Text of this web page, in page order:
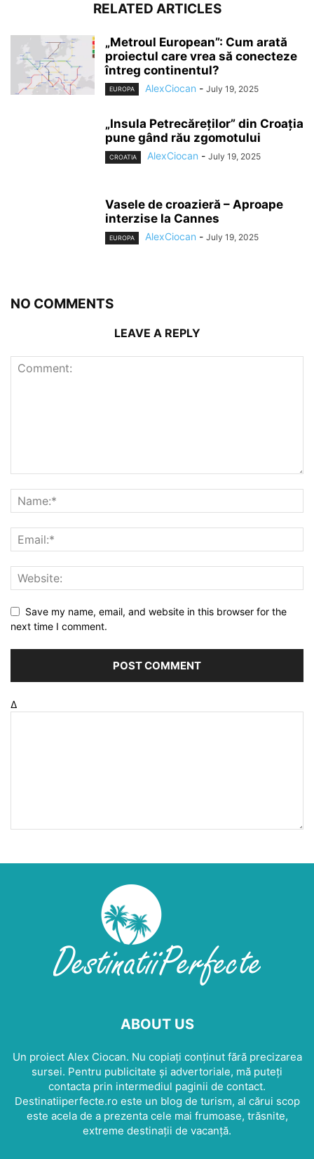
RELATED ARTICLES
„Metroul European”: Cum arată
proiectul care vrea să conecteze
întreg continentul?
EUROPA AlexCiocan - July 19, 2025
„Insula Petrecăreților” din Croația
pune gând rău zgomotului
CROATIA AlexCiocan - July 19, 2025
Vasele de croazieră – Aproape
interzise la Cannes
EUROPA AlexCiocan - July 19, 2025
NO COMMENTS
LEAVE A REPLY
Save my name, email, and website in this browser for the
next time I comment.
Δ
ABOUT US
Un proiect Alex Ciocan. Nu copiați conținut fără precizarea
sursei. Pentru publicitate și advertoriale, mă puteți
contacta prin intermediul paginii de contact.
Destinatiiperfecte.ro este un blog de turism, al cărui scop
este acela de a prezenta cele mai frumoase, trăsnite,
extreme destinații de vacanță.